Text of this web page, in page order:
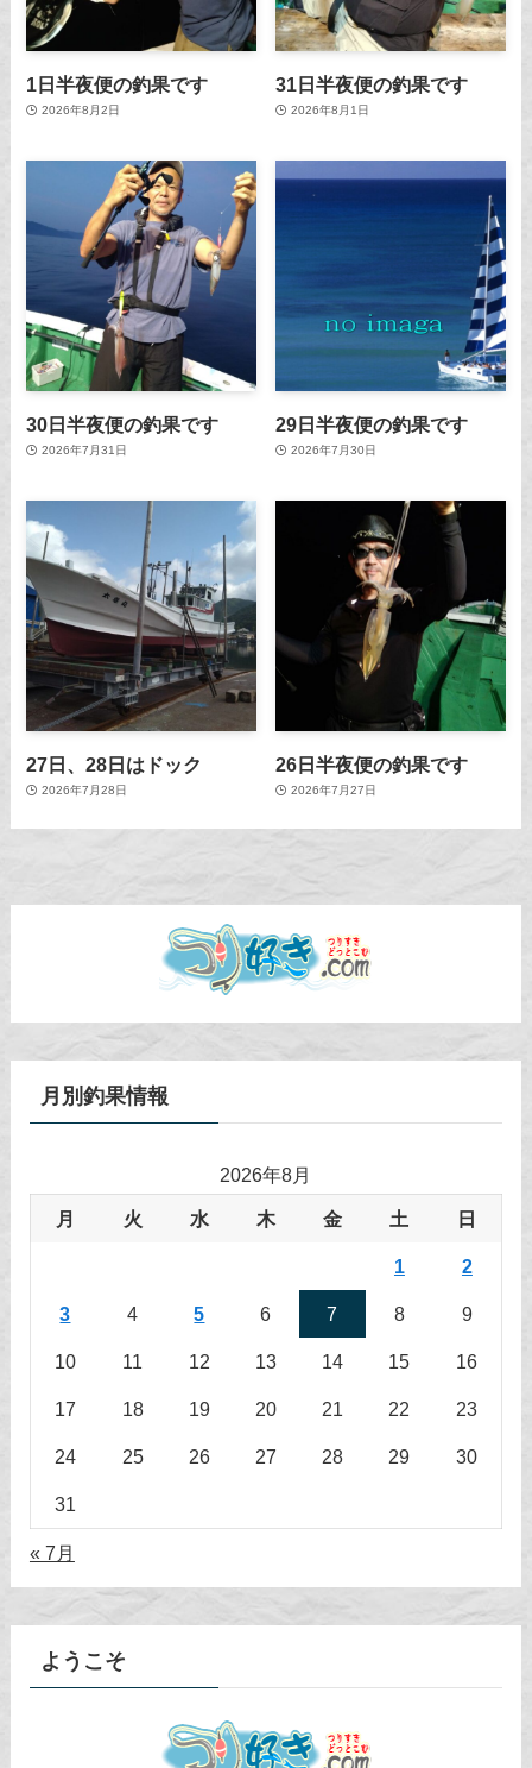
1日半夜便の釣果です
2026年8月2日
31日半夜便の釣果です
2026年8月1日
30日半夜便の釣果です
2026年7月31日
29日半夜便の釣果です
2026年7月30日
27日、28日はドック
2026年7月28日
26日半夜便の釣果です
2026年7月27日
月別釣果情報
2026年8月
月 火 水 木 金 土 日
1 2
3 4 5 6 7 8 9
10 11 12 13 14 15 16
17 18 19 20 21 22 23
24 25 26 27 28 29 30
31
« 7月
ようこそ